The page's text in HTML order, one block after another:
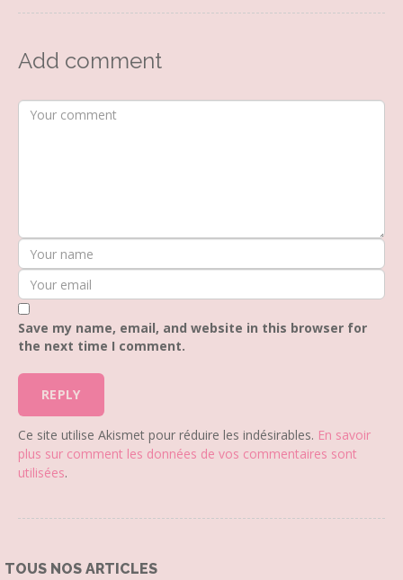
Add comment
Save my name, email, and website in this browser for
the next time I comment.
Ce site utilise Akismet pour réduire les indésirables. En savoir
plus sur comment les données de vos commentaires sont
utilisées.
TOUS NOS ARTICLES